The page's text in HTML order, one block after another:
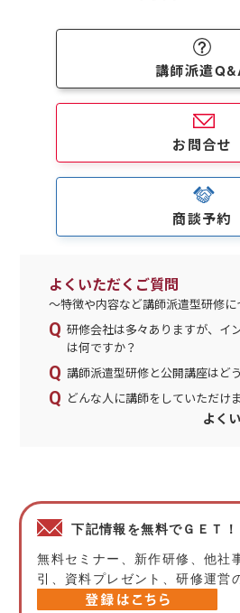
講師派遣
お問合せ
商談予約
よくいただくご質問
～特徴や内容など講師派遣型研修
研修会社は多々ありますが、イ
は何ですか？
講師派遣型研修と公開講座はど
どんな人に講師をしていただけ
よく
下記情報を無料でＧＥＴ！
無料セミナー、新作研修、他社
引、資料プレゼント、研修運営